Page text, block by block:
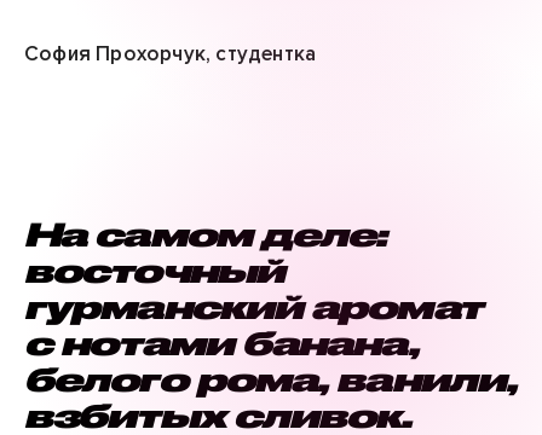
София Прохорчук, студентка
На самом деле:
восточный
гурманский аромат
с нотами банана,
белого рома, ванили,
взбитых сливок.